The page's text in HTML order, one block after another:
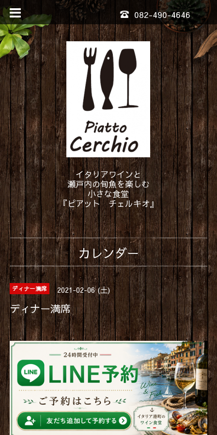
082-490-4646
イタリアワインと
瀬戸内の旬魚を楽しむ
小さな食堂
『ピアット チェルキオ』
カレンダー
ディナー満席 2021-02-06 (土)
ディナー満席